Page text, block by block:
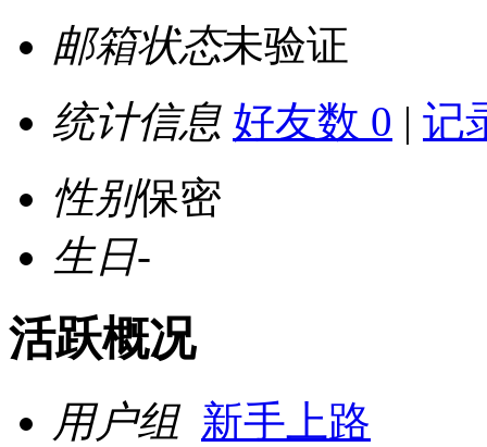
邮箱状态未验证
统计信息 好友数 0 | 记
性别保密
生日-
活跃概况
用户组 新手上路